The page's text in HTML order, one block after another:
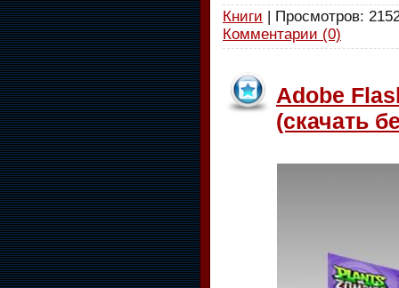
Книги | Просмотров:
Комментарии (0)
Adobe
(скачать